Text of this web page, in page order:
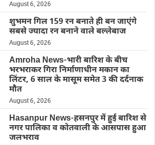
August 6, 2026
शुभमन गिल 159 रन बनाते ही बन जाएंगे
सबसे ज्यादा रन बनाने वाले बल्लेबाज
August 6, 2026
Amroha News-भारी बारिश के बीच
भरभराकर गिरा निर्माणाधीन मकान का
लिंटर, 6 साल के मासूम समेत 3 की दर्दनाक
मौत
August 6, 2026
Hasanpur News-हसनपुर में हुई बारिश से
नगर पालिका व कोतवाली के आसपास हुआ
जलभराव